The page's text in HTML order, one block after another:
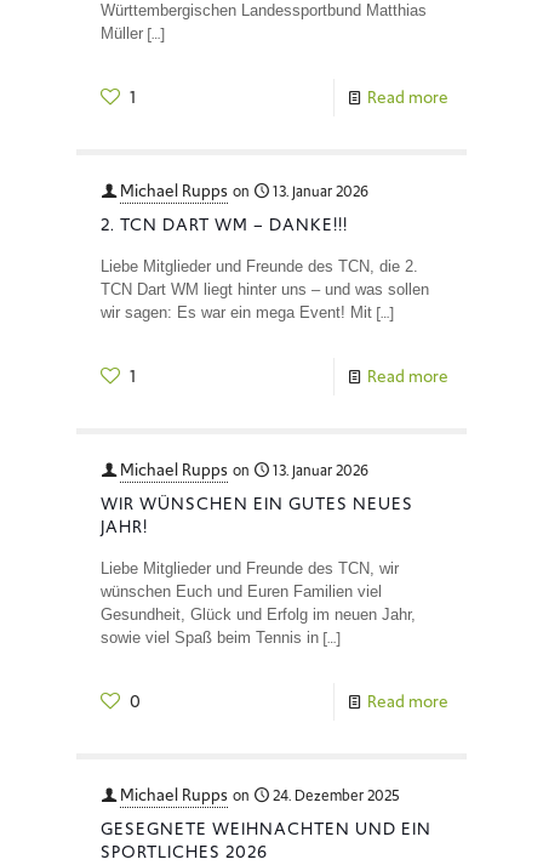
Württembergischen Landessportbund Matthias
Müller […]
1 Read more
Michael Rupps on 13. Januar 2026
2. TCN DART WM – DANKE!!!
Liebe Mitglieder und Freunde des TCN, die 2.
TCN Dart WM liegt hinter uns – und was sollen
wir sagen: Es war ein mega Event! Mit […]
1 Read more
Michael Rupps on 13. Januar 2026
WIR WÜNSCHEN EIN GUTES NEUES
JAHR!
Liebe Mitglieder und Freunde des TCN, wir
wünschen Euch und Euren Familien viel
Gesundheit, Glück und Erfolg im neuen Jahr,
sowie viel Spaß beim Tennis in […]
0 Read more
Michael Rupps on 24. Dezember 2025
GESEGNETE WEIHNACHTEN UND EIN
SPORTLICHES 2026